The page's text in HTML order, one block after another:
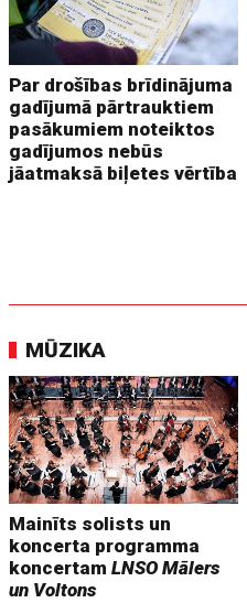
Par drošības brīdinājuma
gadījumā pārtrauktiem
pasākumiem noteiktos
gadījumos nebūs
jāatmaksā biļetes vērtība
MŪZIKA
Mainīts solists un
koncerta programma
koncertamLNSO Mālers
un Voltons